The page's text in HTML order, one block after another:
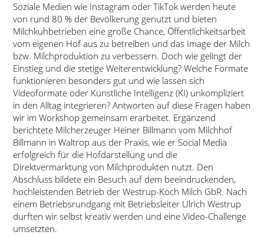
Soziale Medien wie Instagram oder TikTok werden heute
von rund 80 % der Bevölkerung genutzt und bieten
Milchkuhbetrieben eine große Chance, Öffentlichkeitsarbeit
vom eigenen Hof aus zu betreiben und das Image der Milch
bzw. Milchproduktion zu verbessern. Doch wie gelingt der
Einstieg und die stetige Weiterentwicklung? Welche Formate
funktionieren besonders gut und wie lassen sich
Videoformate oder Künstliche Intelligenz (KI) unkompliziert
in den Alltag integrieren? Antworten auf diese Fragen haben
wir im Workshop gemeinsam erarbeitet. Ergänzend
berichtete Milcherzeuger Heiner Billmann vom Milchhof
Billmann in Waltrop aus der Praxis, wie er Social Media
erfolgreich für die Hofdarstellung und die
Direktvermarktung von Milchprodukten nutzt. Den
Abschluss bildete ein Besuch auf dem beeindruckenden,
hochleistenden Betrieb der Westrup-Koch Milch GbR. Nach
einem Betriebsrundgang mit Betriebsleiter Ulrich Westrup
durften wir selbst kreativ werden und eine Video-Challenge
umsetzten.